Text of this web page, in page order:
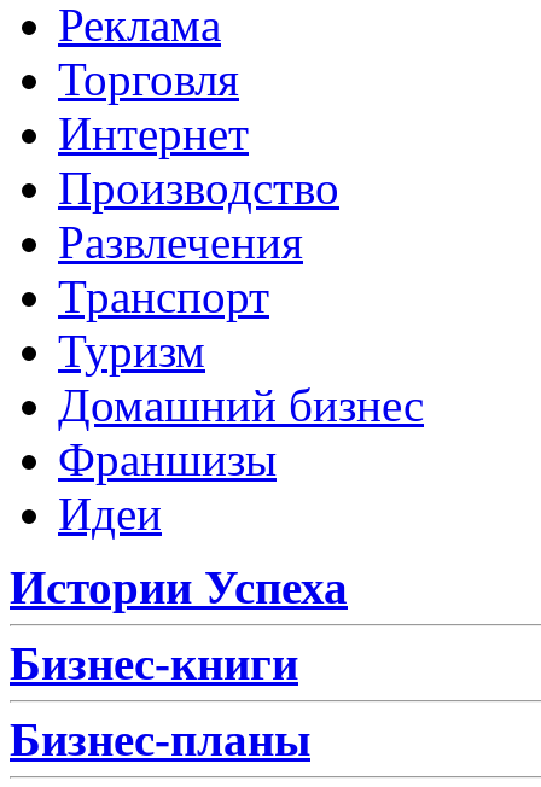
Реклама
Торговля
Интернет
Производство
Развлечения
Транспорт
Туризм
Домашний бизнес
Франшизы
Идеи
Истории Успеха
Бизнес-книги
Бизнес-планы